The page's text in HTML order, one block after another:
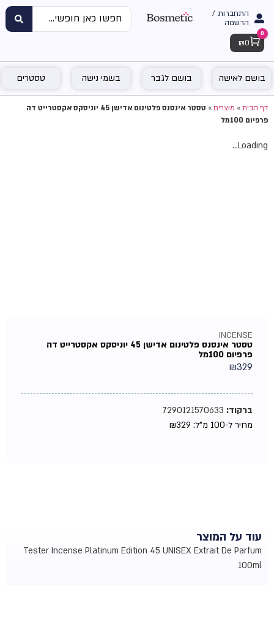
התחברות /
הרשמה
Cart
0
₪ 0
בושם לאישה בושם לגבר בשמי נישה טסטרים
דף הבית»מוצרים»
טסטר אינסנס פלטינום אדישן 45 יוניסקס אקסטרייט דה
פרפיום 100מל
Loading...
INCENSE
טסטר אינסנס פלטינום אדישן 45 יוניסקס אקסטרייט דה
פרפיום 100מל
₪329
ברקוד:7290121570633
מחיר ל-100 מ"ל:
₪329
עוד על המוצר
Tester Incense Platinum Edition 45 UNISEX Extrait De Parfum
100ml